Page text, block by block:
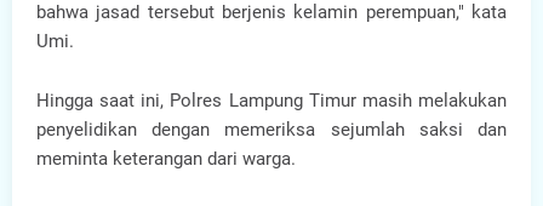
bahwa jasad tersebut berjenis kelamin perempuan," kata
Umi.
Hingga saat ini, Polres Lampung Timur masih melakukan
penyelidikan dengan memeriksa sejumlah saksi dan
meminta keterangan dari warga.